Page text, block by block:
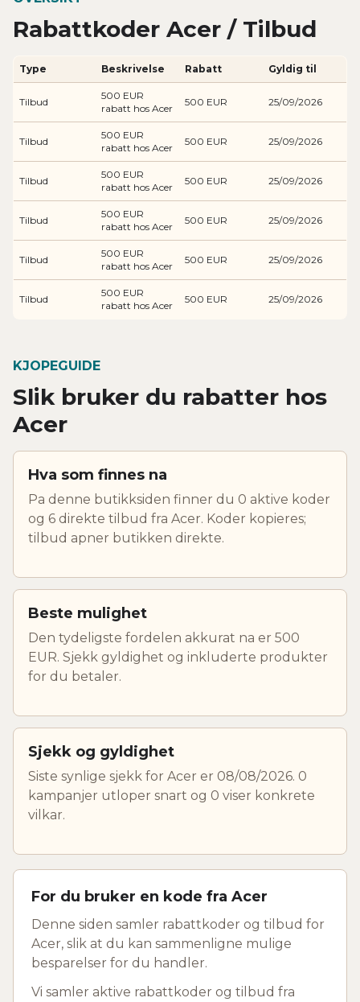
Rabattkoder Acer / Tilbud
Type Beskrivelse Rabatt Gyldig til
Tilbud
500 EUR
rabatt hos Acer
500 EUR 25/09/2026
Tilbud
500 EUR
rabatt hos Acer
500 EUR 25/09/2026
Tilbud
500 EUR
rabatt hos Acer
500 EUR 25/09/2026
Tilbud
500 EUR
rabatt hos Acer
500 EUR 25/09/2026
Tilbud
500 EUR
rabatt hos Acer
500 EUR 25/09/2026
Tilbud
500 EUR
rabatt hos Acer
500 EUR 25/09/2026
KJOPEGUIDE
Slik bruker du rabatter hos
Acer
Hva som finnes na
Pa denne butikksiden finner du 0 aktive koder
og 6 direkte tilbud fra Acer. Koder kopieres;
tilbud apner butikken direkte.
Beste mulighet
Den tydeligste fordelen akkurat na er 500
EUR. Sjekk gyldighet og inkluderte produkter
for du betaler.
Sjekk og gyldighet
Siste synlige sjekk for Acer er 08/08/2026. 0
kampanjer utloper snart og 0 viser konkrete
vilkar.
For du bruker en kode fra Acer
Denne siden samler rabattkoder og tilbud for
Acer, slik at du kan sammenligne mulige
besparelser for du handler.
Vi samler aktive rabattkoder og tilbud fra